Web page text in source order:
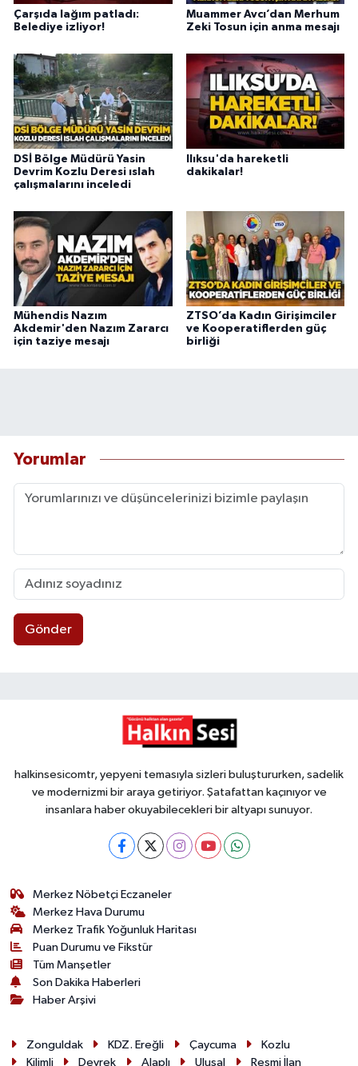
Çarşıda lağım patladı:
Belediye izliyor!
Muammer Avcı’dan Merhum
Zeki Tosun için anma mesajı
DSİ Bölge Müdürü Yasin
Devrim Kozlu Deresi ıslah
çalışmalarını inceledi
Ilıksu'da hareketli
dakikalar!
Mühendis Nazım
Akdemir'den Nazım Zararcı
için taziye mesajı
ZTSO’da Kadın Girişimciler
ve Kooperatiflerden güç
birliği
Yorumlar
Gönder
halkinsesicomtr, yepyeni temasıyla sizleri buluştururken, sadelik
ve modernizmi bir araya getiriyor. Şatafattan kaçınıyor ve
insanlara haber okuyabilecekleri bir altyapı sunuyor.
Merkez Nöbetçi Eczaneler
Merkez Hava Durumu
Merkez Trafik Yoğunluk Haritası
Puan Durumu ve Fikstür
Tüm Manşetler
Son Dakika Haberleri
Haber Arşivi
Zonguldak KDZ. Ereğli Çaycuma
Kozlu
Kilimli
Devrek Alaplı Ulusal Resmi İlan